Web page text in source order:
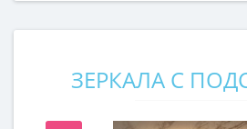
ЗЕРКАЛА С